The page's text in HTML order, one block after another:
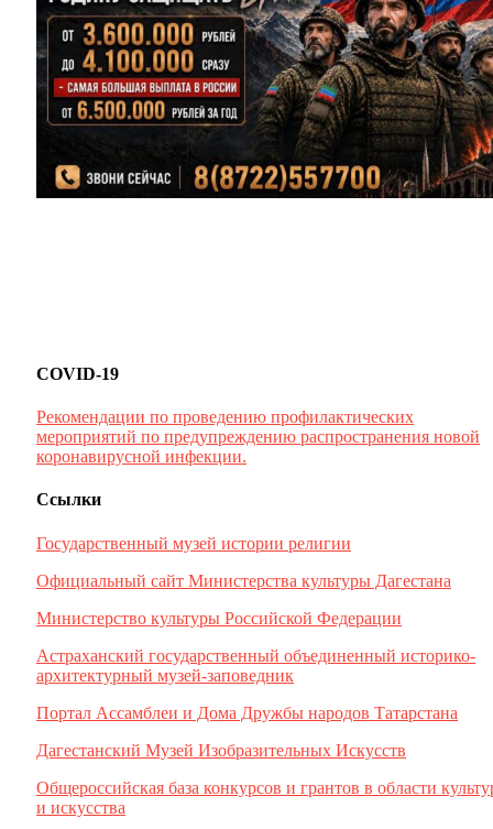
COVID-19
Рекомендации по проведению профилактических
мероприятий по предупреждению распространения новой
коронавирусной инфекции.
Ссылки
Государственный музей истории религии
Официальный сайт Министерства культуры Дагестана
Министерство культуры Российской Федерации
Астраханский государственный объединенный историко-
архитектурный музей-заповедник
Портал Ассамблеи и Дома Дружбы народов Татарстана
Дагестанский Музей Изобразительных Искусств
Общероссийская база конкурсов и грантов в области
и искусства